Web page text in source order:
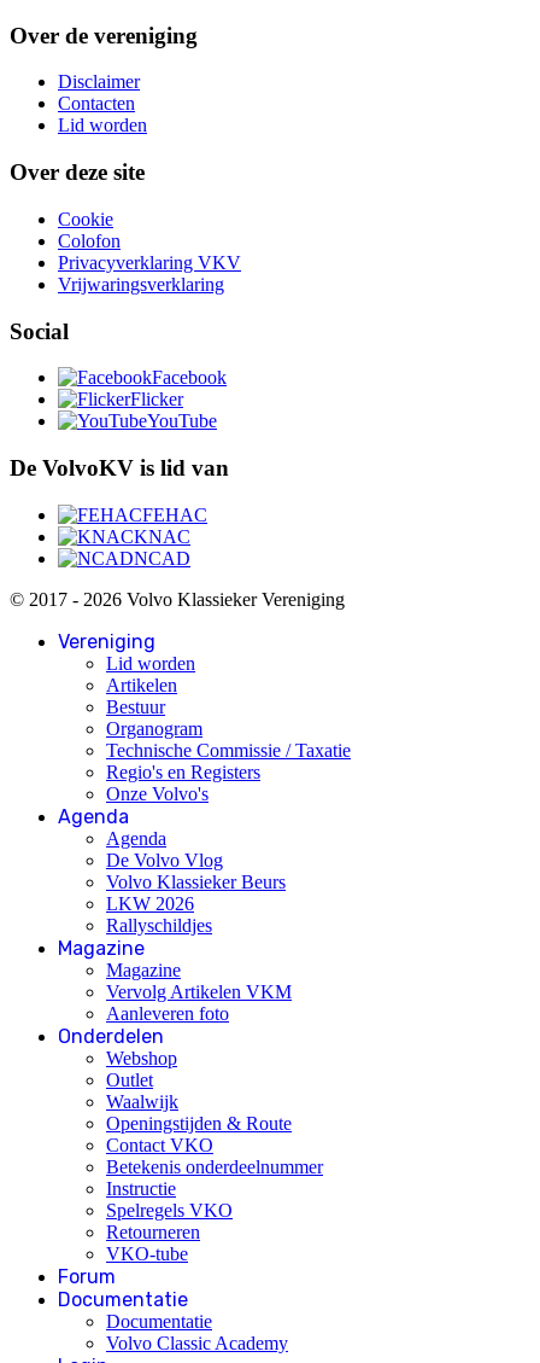
Over de vereniging
Disclaimer
Contacten
Lid worden
Over deze site
Cookie
Colofon
Privacyverklaring VKV
Vrijwaringsverklaring
Social
Facebook
Flicker
YouTube
De VolvoKV is lid van
FEHAC
KNAC
NCAD
© 2017 - 2026 Volvo Klassieker Vereniging
Vereniging
Lid worden
Artikelen
Bestuur
Organogram
Technische Commissie / Taxatie
Regio's en Registers
Onze Volvo's
Agenda
Agenda
De Volvo Vlog
Volvo Klassieker Beurs
LKW 2026
Rallyschildjes
Magazine
Magazine
Vervolg Artikelen VKM
Aanleveren foto
Onderdelen
Webshop
Outlet
Waalwijk
Openingstijden & Route
Contact VKO
Betekenis onderdeelnummer
Instructie
Spelregels VKO
Retourneren
VKO-tube
Forum
Documentatie
Documentatie
Volvo Classic Academy